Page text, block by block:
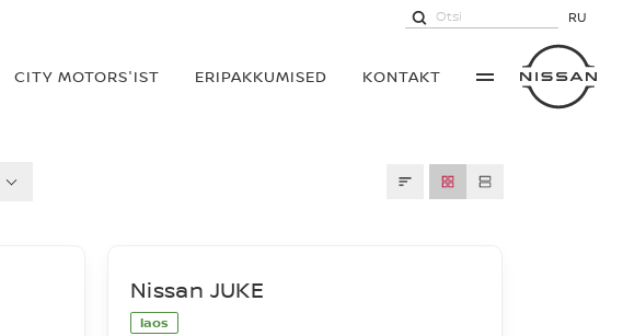
CITY MOTORS'IST ERIPAKKUMISED KONTAKT
RU
laos
Nissan JUKE